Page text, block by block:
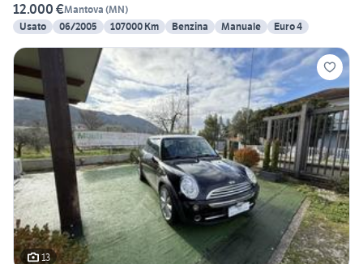
12.000 €Mantova (MN)
Usato
06/2005 107000 Km Benzina Manuale Euro 4
13